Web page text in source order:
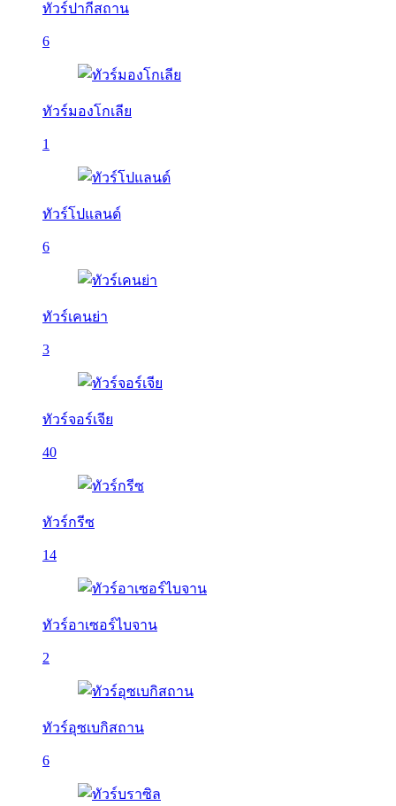
ทัวร์ปากีสถาน
6
ทัวร์มองโกเลีย
1
ทัวร์โปแลนด์
6
ทัวร์เคนย่า
3
ทัวร์จอร์เจีย
40
ทัวร์กรีซ
14
ทัวร์อาเซอร์ไบจาน
2
ทัวร์อุซเบกิสถาน
6